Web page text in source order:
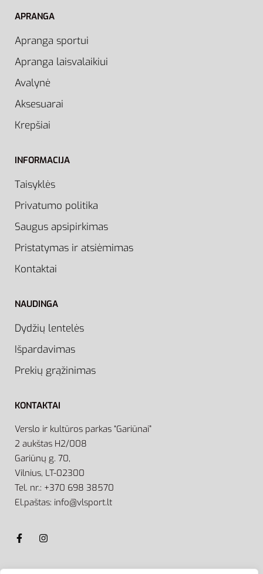
APRANGA
Apranga sportui
Apranga laisvalaikiui
Avalynė
Aksesuarai
Krepšiai
INFORMACIJA
Taisyklės
Privatumo politika
Saugus apsipirkimas
Pristatymas ir atsiėmimas
Kontaktai
NAUDINGA
Dydžių lentelės
Išpardavimas
Prekių grąžinimas
KONTAKTAI
Verslo ir kultūros parkas “Gariūnai”
2 aukštas H2/008
Gariūnų g. 70,
Vilnius, LT-02300
Tel. nr.: +370 698 38570
El.paštas: info@vlsport.lt